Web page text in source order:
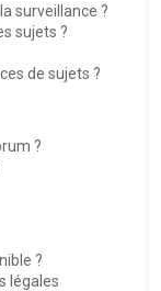
surveillance ?
sujets ?
de sujets ?
?
?
légales